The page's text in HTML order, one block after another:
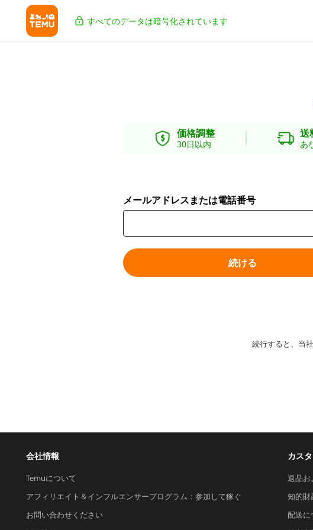
すべてのデータは暗号化されています
価格調整
30日以内
送
あ
メールアドレスまたは電話番号
続ける
続行すると、当
会社情報
Temuについて
アフィリエイト＆インフルエンサープログラム：参加して稼ぐ
お問い合わせください
カス
返品お
知的財
配送に